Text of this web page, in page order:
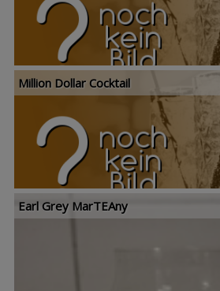
Million Dollar Cocktail
Earl Grey MarTEAny